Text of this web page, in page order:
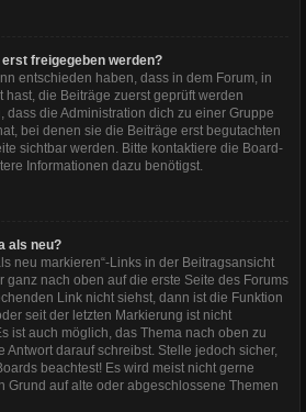
freigegeben werden?
entschieden haben, dass in dem Forum, in
die Beiträge zuerst geprüft werden
dass die Administration dich zu einer Gruppe
bei denen sie die Beiträge erst begutachten
sichtbar werden. Bitte kontaktiere die Board-
Informationen dazu benötigst.
als neu?
neu markieren“-Links in der Beitragsansicht
ganz nach oben auf die erste Seite des Forums
Link nicht siehst, dann ist die Funktion
seit der letzten Markierung ist nicht
ist auch möglich, das Thema nach oben zu
Antwort darauf schreibst. Stelle jedoch sicher,
beachtest! Es wird meist nicht gerne
Grund auf alte oder abgeschlossene Themen